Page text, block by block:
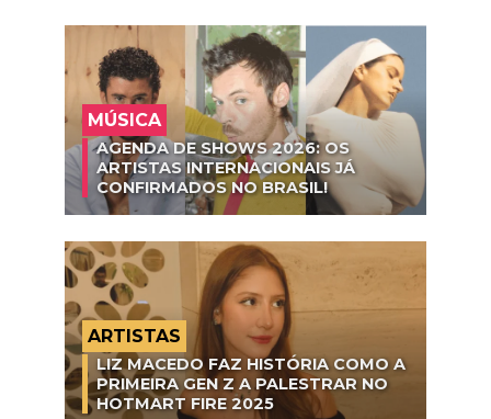
MÚSICA
AGENDA DE SHOWS 2026: OS
ARTISTAS INTERNACIONAIS JÁ
CONFIRMADOS NO BRASIL!
ARTISTAS
LIZ MACEDO FAZ HISTÓRIA COMO A
PRIMEIRA GEN Z A PALESTRAR NO
HOTMART FIRE 2025